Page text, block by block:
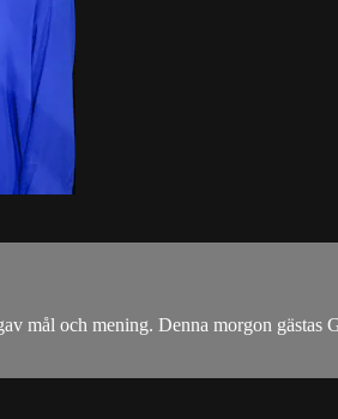
mål och mening. Denna morgon